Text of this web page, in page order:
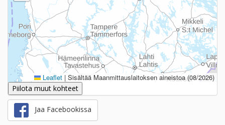
Leaflet | Sisältää Maanmittauslaitoksen aineistoa (08/2026)
Piilota muut kohteet
Jaa Facebookissa